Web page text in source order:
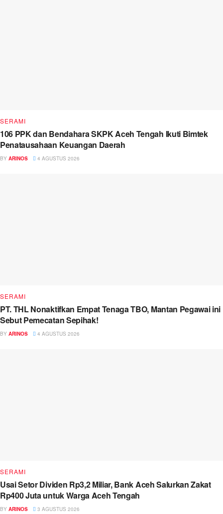
SERAMI
106 PPK dan Bendahara SKPK Aceh Tengah Ikuti Bimtek
Penatausahaan Keuangan Daerah
BY ARINOS 4 AGUSTUS 2026
SERAMI
PT. THL Nonaktifkan Empat Tenaga TBO, Mantan Pegawai ini
Sebut Pemecatan Sepihak!
BY ARINOS 4 AGUSTUS 2026
SERAMI
Usai Setor Dividen Rp3,2 Miliar, Bank Aceh Salurkan Zakat
Rp400 Juta untuk Warga Aceh Tengah
BY ARINOS 3 AGUSTUS 2026